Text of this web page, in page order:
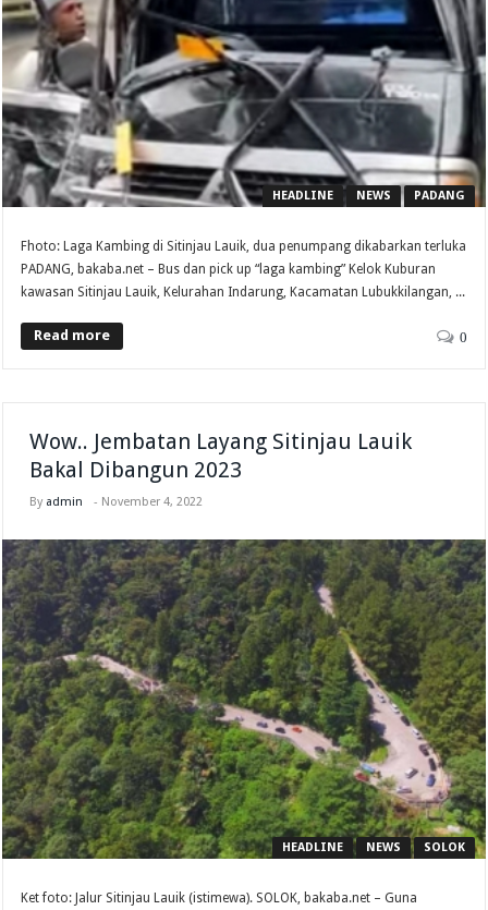
HEADLINE NEWS PADANG
Fhoto: Laga Kambing di Sitinjau Lauik, dua penumpang dikabarkan terluka
PADANG, bakaba.net – Bus dan pick up “laga kambing” Kelok Kuburan
kawasan Sitinjau Lauik, Kelurahan Indarung, Kacamatan Lubukkilangan, ...
Read more 0
Wow.. Jembatan Layang Sitinjau Lauik
Bakal Dibangun 2023
By admin - November 4, 2022
HEADLINE NEWS SOLOK
Ket foto: Jalur Sitinjau Lauik (istimewa). SOLOK, bakaba.net – Guna